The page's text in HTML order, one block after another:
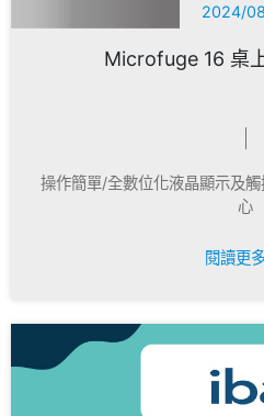
2024/
Microfuge 16 桌
操作簡單/全數位化液晶顯示及
心
閱讀更